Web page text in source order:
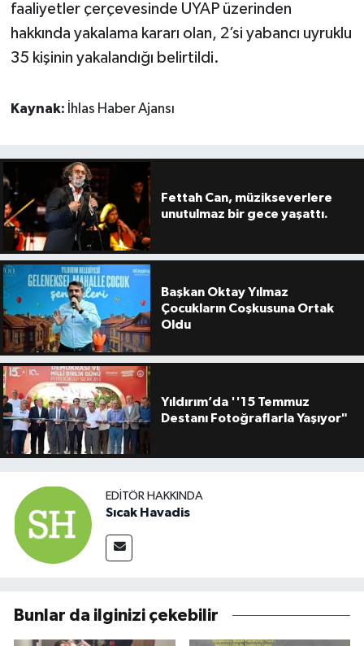
faaliyetler çerçevesinde UYAP üzerinden
hakkında yakalama kararı olan, 2’si yabancı uyruklu
35 kişinin yakalandığı belirtildi.
Kaynak: İhlas Haber Ajansı
Fettah Can, müzikseverlere
unutulmaz bir gece yaşattı.
Başkan Oktay Yılmaz
Çocukların Coşkusuna Ortak
Oldu
Yıldırım’da ''15 Temmuz
Destanı Fotoğraflarla Yaşıyor"
EDITÖR HAKKINDA
Sıcak Havadis
Bunlar da ilginizi çekebilir